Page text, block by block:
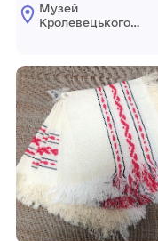
Музей
Кролевецького
міської ради